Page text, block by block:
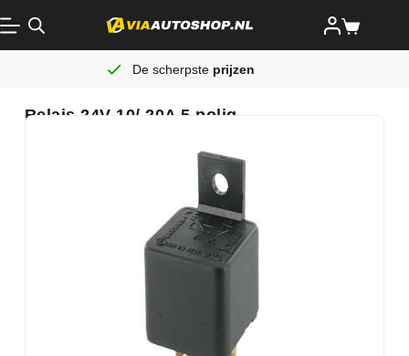
De scherpste prijzen
Relais 24V 10/ 20A 5 polig